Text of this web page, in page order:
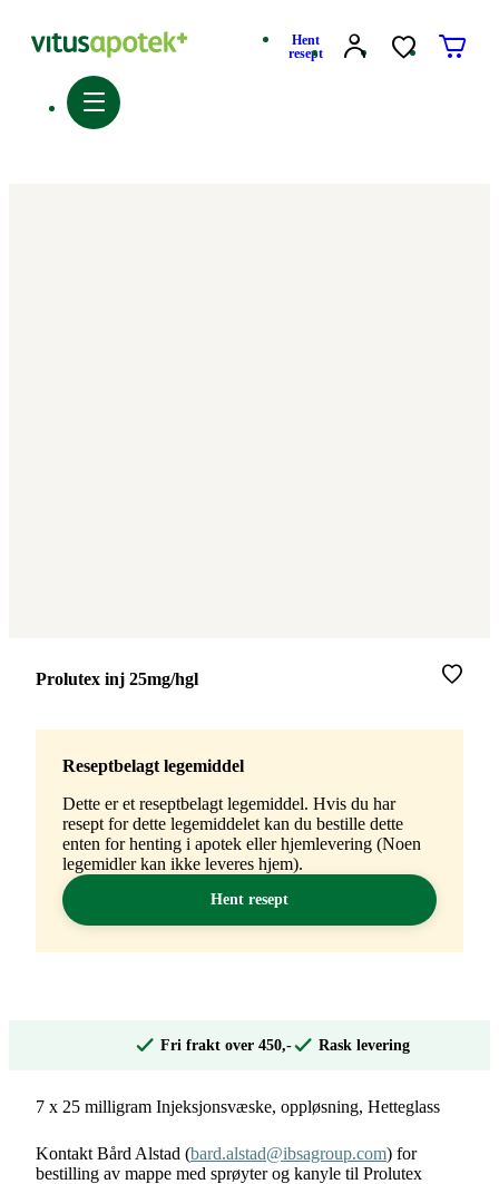
Hent
resept
Merke:
Prolutex inj 25mg/hgl
Reseptbelagt legemiddel
Dette er et reseptbelagt legemiddel. Hvis du har
resept for dette legemiddelet kan du bestille dette
enten for henting i apotek eller hjemlevering (Noen
legemidler kan ikke leveres hjem).
Hent resept
Fri frakt over 450,- Rask levering
7 x 25 milligram Injeksjonsvæske, oppløsning, Hetteglass
Kontakt Bård Alstad (bard.alstad@ibsagroup.com) for
bestilling av mappe med sprøyter og kanyle til Prolutex